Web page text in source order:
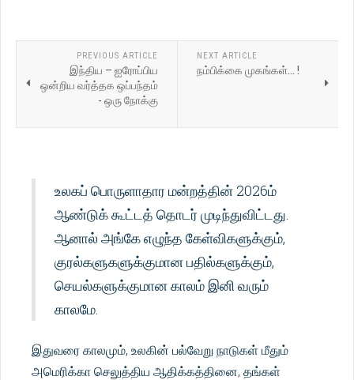
PREVIOUS ARTICLE
இந்திய – ஐரோப்பிய
ஒன்றிய வர்த்தக ஒப்பந்தம்
- ஒரு நோக்கு
NEXT ARTICLE
நம்பிக்கை முகங்கள்... !
உலகப் பொருளாதார மன்றத்தின் 2026ம்
ஆண்டுக் கூட்டத் தொடர் முடிந்துவிட்டது.
ஆனால் அங்கே எழுந்த கேள்விகளுக்கும்,
குரல்களுகளுக்குமான பதில்களுக்கும்,
செயல்களுக்குமான காலம் இனி வரும்
காலமே.
இதுவரை காலமும், உலகின் பல்வேறு நாடுகள் மீதும்
அமெரிக்கா செலுத்திய ஆதிக்கத்தினை, தங்கள்